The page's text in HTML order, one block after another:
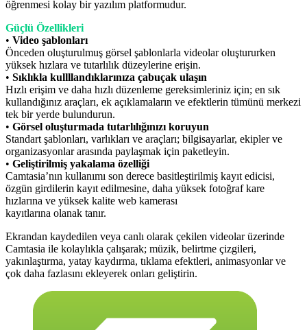
öğrenmesi kolay bir yazılım platformudur.
Güçlü Özellikleri
• Video şablonları
Önceden oluşturulmuş görsel şablonlarla videolar oluştururken
yüksek hızlara ve tutarlılık düzeylerine erişin.
• Sıklıkla kullllandıklarınıza çabuçak ulaşın
Hızlı erişim ve daha hızlı düzenleme gereksimleriniz için; en sık
kullandığınız araçları, ek açıklamaların ve efektlerin tümünü merkezi
tek bir yerde bulundurun.
• Görsel oluşturmada tutarlılığınızı koruyun
Standart şablonları, varlıkları ve araçları; bilgisayarlar, ekipler ve
organizasyonlar arasında paylaşmak için paketleyin.
• Geliştirilmiş yakalama özelliği
Camtasia’nın kullanımı son derece basitleştirilmiş kayıt edicisi,
özgün girdilerin kayıt edilmesine, daha yüksek fotoğraf kare
hızlarına ve yüksek kalite web kamerası
kayıtlarına olanak tanır.
Ekrandan kaydedilen veya canlı olarak çekilen videolar üzerinde
Camtasia ile kolaylıkla çalışarak; müzik, belirtme çizgileri,
yakınlaştırma, yatay kaydırma, tıklama efektleri, animasyonlar ve
çok daha fazlasını ekleyerek onları geliştirin.